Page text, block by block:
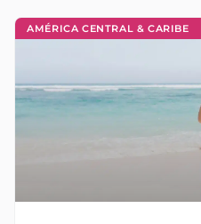
AMÉRICA CENTRAL & CARIBE